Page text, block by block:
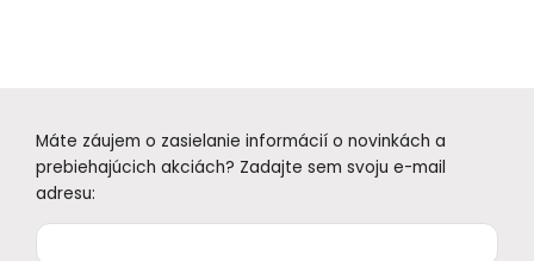
Máte záujem o zasielanie informácií o novinkách a
prebiehajúcich akciách? Zadajte sem svoju e-mail
adresu: